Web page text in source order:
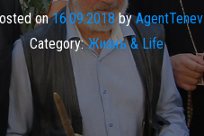
on16.09.2018byAgentTenev
Category: Жизнъ & Life